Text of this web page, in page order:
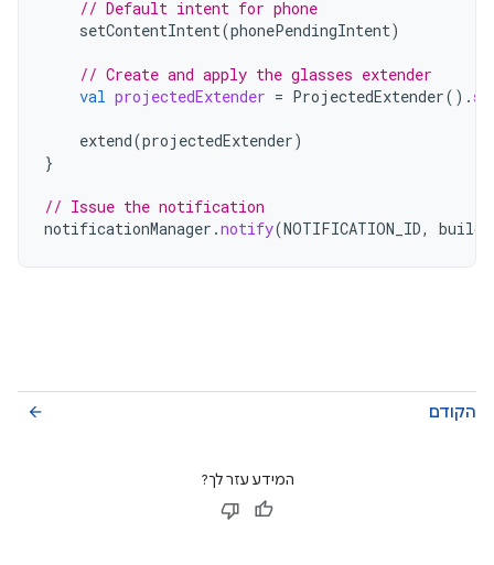
// Default intent for phone
setContentIntent(phonePendingIntent)
// Create and apply the glasses extender
val projectedExtender = ProjectedExtender().
extend(projectedExtender)
}
// Issue the notification
notificationManager .notify(NOTIFICATION_ID,
הקודם arrow_back
המידע עזר לך?